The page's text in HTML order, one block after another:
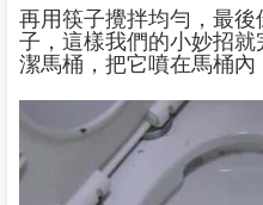
再用筷子攪拌均勻，最
子，這樣我們的小妙招
潔馬桶，把它噴在馬桶內